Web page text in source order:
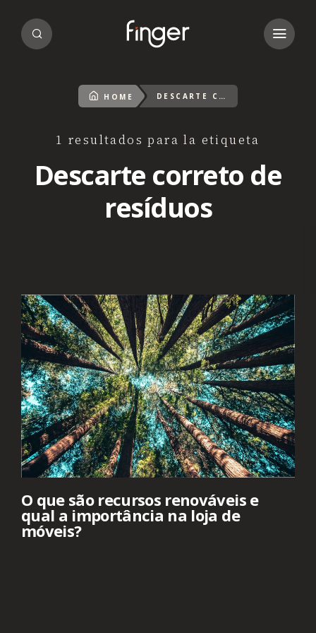
HOME DESCARTE CORRETO DE RESÍDUOS
1 resultados para la etiqueta
Descarte correto de
resíduos
O que são recursos renováveis e
qual a importância na loja de
móveis?